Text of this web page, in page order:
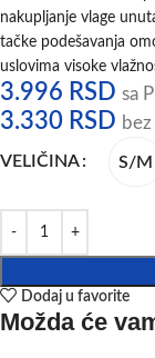
nakupljanje vlage
tačke podešavanja
uslovima visoke
3.996 RSD sa
3.330 RSD
VELIČINA S/M
Dodaj u favorite
Možda će